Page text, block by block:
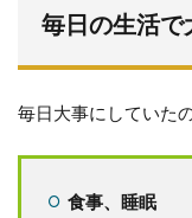
毎日の生活で
毎日大事にしていた
食事、睡眠